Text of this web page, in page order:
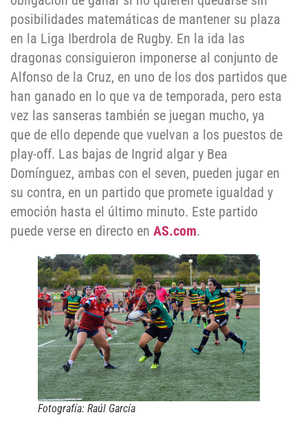
posibilidades matemáticas de mantener su plaza
en la Liga Iberdrola de Rugby. En la ida las
dragonas consiguieron imponerse al conjunto de
Alfonso de la Cruz, en uno de los dos partidos que
han ganado en lo que va de temporada, pero esta
vez las sanseras también se juegan mucho, ya
que de ello depende que vuelvan a los puestos de
play-off. Las bajas de Ingrid algar y Bea
Domínguez, ambas con el seven, pueden jugar en
su contra, en un partido que promete igualdad y
emoción hasta el último minuto. Este partido
puede verse en directo en AS.com.
Fotografía: Raúl García